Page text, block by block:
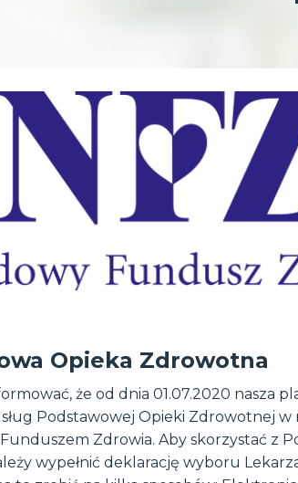
Opieka Zdrowotna
że od dnia 01.07.2020 nasza
Podstawowej Opieki Zdrowotnej
Zdrowia. Aby skorzystać z
wypełnić deklarację wyboru